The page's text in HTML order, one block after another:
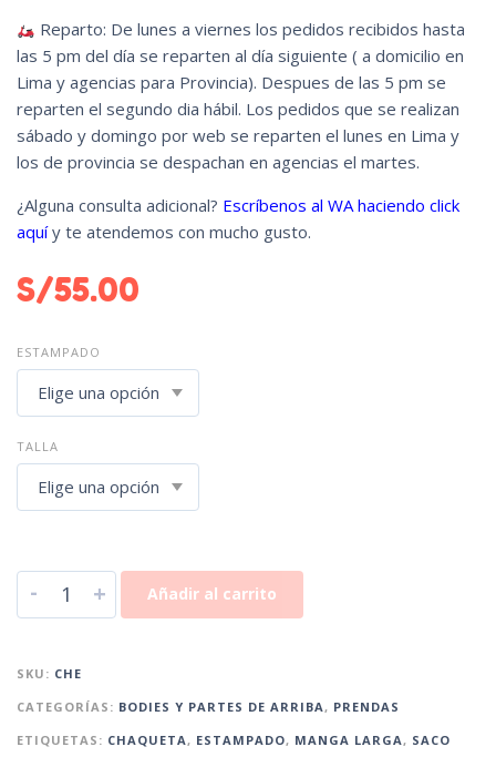
Reparto: De lunes a viernes los pedidos recibidos hasta
las 5 pm del día se reparten al día siguiente ( a domicilio en
Lima y agencias para Provincia). Despues de las 5 pm se
reparten el segundo dia hábil. Los pedidos que se realizan
sábado y domingo por web se reparten el lunes en Lima y
los de provincia se despachan en agencias el martes.
¿Alguna consulta adicional? Escríbenos al WA haciendo click
aquí y te atendemos con mucho gusto.
S/55.00
ESTAMPADO
TALLA
- + Añadir al carrito
SKU: CHE
CATEGORÍAS: BODIES Y PARTES DE ARRIBA, PRENDAS
ETIQUETAS: CHAQUETA, ESTAMPADO, MANGA LARGA, SACO